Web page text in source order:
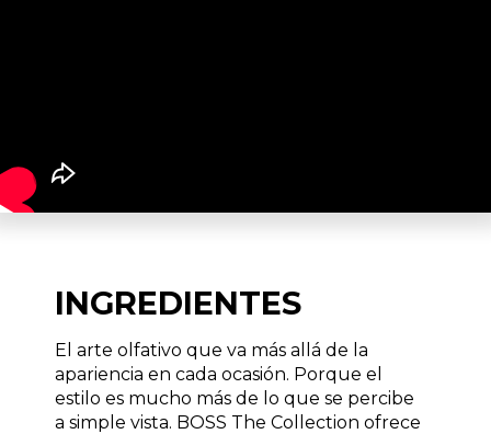
INGREDIENTES
El arte olfativo que va más allá de la
apariencia en cada ocasión. Porque el
estilo es mucho más de lo que se percibe
a simple vista. BOSS The Collection ofrece